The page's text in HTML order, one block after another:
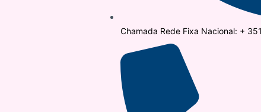
Chamada Rede Fixa Nacional: +